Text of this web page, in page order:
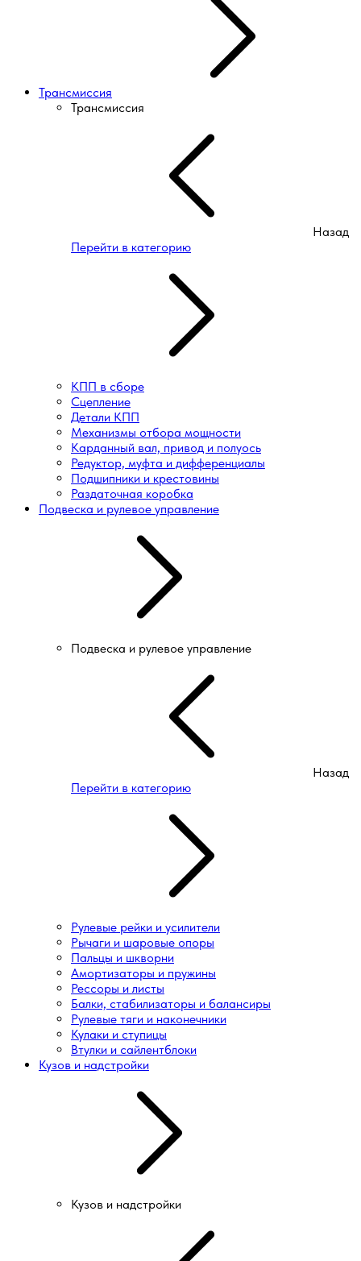
Трансмиссия
Трансмиссия
Назад
Перейти в категорию
КПП в сборе
Сцепление
Детали КПП
Механизмы отбора мощности
Карданный вал, привод и полуось
Редуктор, муфта и дифференциалы
Подшипники и крестовины
Раздаточная коробка
Подвеска и рулевое управление
Подвеска и рулевое управление
Назад
Перейти в категорию
Рулевые рейки и усилители
Рычаги и шаровые опоры
Пальцы и шкворни
Амортизаторы и пружины
Рессоры и листы
Балки, стабилизаторы и балансиры
Рулевые тяги и наконечники
Кулаки и ступицы
Втулки и сайлентблоки
Кузов и надстройки
Кузов и надстройки